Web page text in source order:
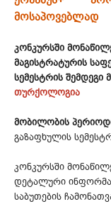
მოსაპოვებლად
კონკურსში
მაგისტრატურის
სემესტრის შემდეგი
თურქოლოგია
მობილობის
გაზაფხულის
კონკურსში
დეტალური
საბუთების